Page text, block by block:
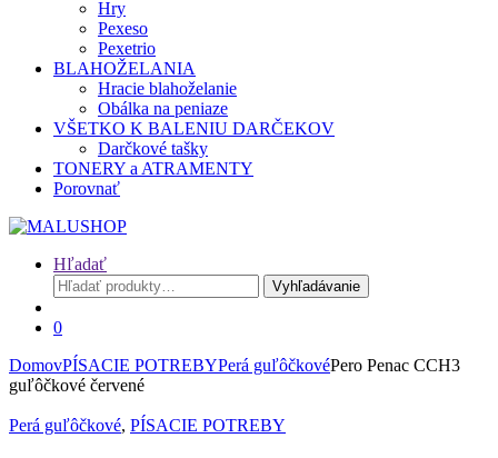
Hry
Pexeso
Pexetrio
BLAHOŽELANIA
Hracie blahoželanie
Obálka na peniaze
VŠETKO K BALENIU DARČEKOV
Darčkové tašky
TONERY a ATRAMENTY
Porovnať
Hľadať
Hľadať:
Vyhľadávanie
0
DomovPÍSACIE POTREBYPerá guľôčkovéPero Penac CCH3
guľôčkové červené
Perá guľôčkové, PÍSACIE POTREBY